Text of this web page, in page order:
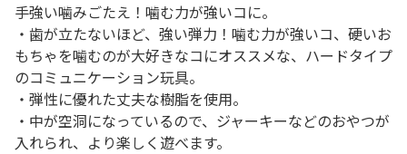
手強い噛みごたえ！噛む力が強いコに。
・歯が立たないほど、強い弾力！噛む力が強いコ、硬いお
もちゃを噛むのが大好きなコにオススメな、ハードタイプ
のコミュニケーション玩具。
・弾性に優れた丈夫な樹脂を使用。
・中が空洞になっているので、ジャーキーなどのおやつが
入れられ、より楽しく遊べます。